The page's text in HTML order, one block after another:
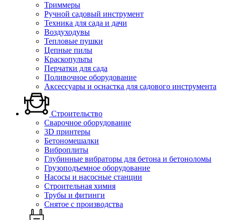
Триммеры
Ручной садовый инструмент
Техника для сада и дачи
Воздуходувы
Тепловые пушки
Цепные пилы
Краскопульты
Перчатки для сада
Поливочное оборудование
Аксессуары и оснастка для садового инструмента
Строительство
Сварочное оборудование
3D принтеры
Бетономешалки
Виброплиты
Глубинные вибраторы для бетона и бетоноломы
Грузоподъемное оборудование
Насосы и насосные станции
Строительная химия
Трубы и фитинги
Снятое с производства